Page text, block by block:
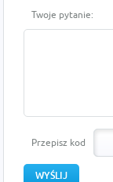
Twoje pytanie:
Przepisz kod